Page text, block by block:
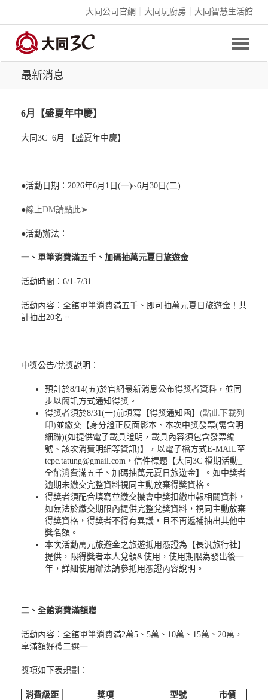
大同公司官網 大同玩廚房 大同智慧生活館
最新消息
6月【盛夏年中慶】
大同3C 6月 【盛夏年中慶】
●活動日期：2026年6月1日(一)~6月30日(二)
●線上DM請點此➤
●活動辦法：
一、單筆消費滿五千、加碼抽萬元夏日旅遊金
活動時間：6/1-7/31
活動內容：全館單筆消費滿五千、即可抽萬元夏日旅遊金！共
計抽出20名。
中獎公告/兌獎說明：
預計於8/14(五)於官網最新消息公布得獎者資料，並同
步以簡訊方式通知得獎。
得獎者須於8/31(一)前填寫【得獎通知函】 (點此下載列
印)並繳交【身分證正反面影本、本次中獎發票(需含明
細聯)(如提供電子載具證明，載具內容須包含發票編
號、該次消費明細等資訊)】，以電子檔方式E-MAIL至
tcpc.tatung@gmail.com，信件標題【大同3C 檔期活動_
全館消費滿五千、加碼抽萬元夏日旅遊金】。如中獎者
逾期未繳交完整資料視同主動放棄得獎資格。
得獎者須配合填寫並繳交機會中獎扣繳申報相關資料，
如無法於繳交期限內提供完整兌獎資料，視同主動放棄
得獎資格，得獎者不得有異議，且不再遞補抽出其他中
獎名額。
本次活動萬元旅遊金之旅遊抵用憑證為【長汎旅行社】
提供，限得獎者本人兌領&使用，使用期限為發出後一
年，詳細使用辦法請參抵用憑證內容說明。
二、全館消費滿額贈
活動內容：全館單筆消費滿2萬5、5萬、10萬、15萬、20萬，
享滿額好禮二選一
獎項如下表規劃：
消費級距 獎項 型號 市價